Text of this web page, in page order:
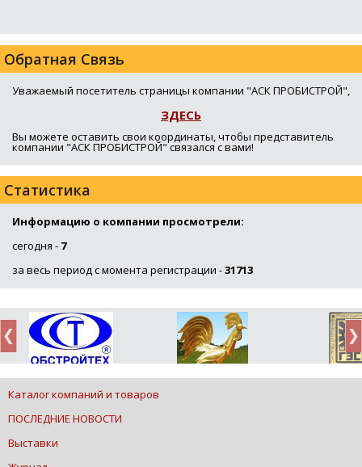
Обратная Связь
Уважаемый посетитель страницы компании "АСК ПРОБИСТРОЙ",
ЗДЕСЬ
Вы можете оставить свои координаты, чтобы представитель
компании "АСК ПРОБИСТРОЙ" связался с вами!
Статистика
Информацию о компании просмотрели:
сегодня - 7
за весь период с момента регистрации -31713
Каталог компаний и товаров
ПОСЛЕДНИЕ НОВОСТИ
Выставки